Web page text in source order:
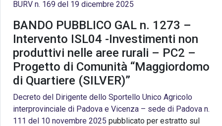
BURV n. 169 del 19 dicembre 2025
BANDO PUBBLICO GAL n. 1273 –
Intervento ISL04 -Investimenti non
produttivi nelle aree rurali – PC2 –
Progetto di Comunità “Maggiordomo
di Quartiere (SILVER)”
Decreto del Dirigente dello Sportello Unico Agricolo
interprovinciale di Padova e Vicenza – sede di Padova n.
111 del 10 novembre 2025 pubblicato per estratto sul